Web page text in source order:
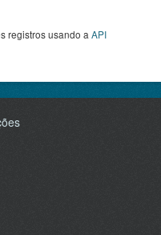
registros usando a API